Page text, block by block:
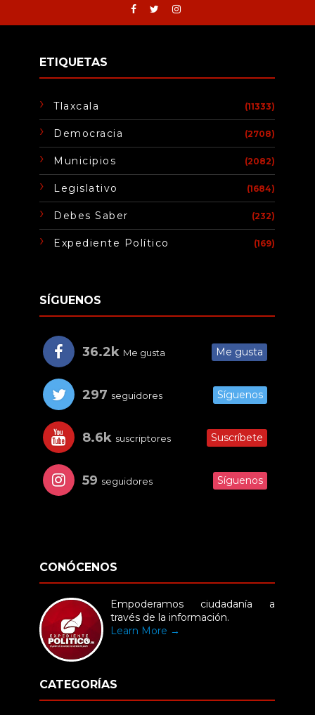
ETIQUETAS
Tlaxcala (11333)
Democracia (2708)
Municipios (2082)
Legislativo (1684)
Debes Saber (232)
Expediente Político (169)
SÍGUENOS
36.2k Me gusta Me gusta
297 seguidores Síguenos
8.6k suscriptores Suscríbete
59 seguidores Síguenos
CONÓCENOS
Empoderamos ciudadanía a
través de la información.
Learn More →
CATEGORÍAS